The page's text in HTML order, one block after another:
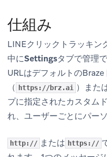
仕組み
LINEクリックトラッキン
中にSettingsタブで管理
URLはデフォルトのBraze
（
https://brz.ai ）また
プに指定されたカスタム
れ、ユーザーごとにパー
http:// または https://